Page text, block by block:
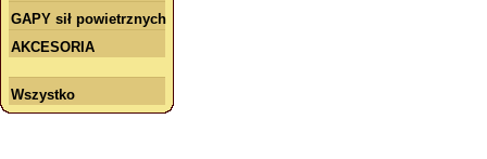
GAPY sił powietrznych
AKCESORIA
Wszystko